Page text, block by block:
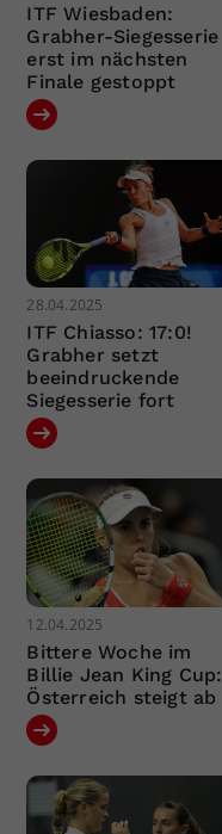
ITF Wiesbaden:
Grabher-Siegesserie
erst im nächsten
Finale gestoppt
28.04.2025
ITF Chiasso: 17:0!
Grabher setzt
beeindruckende
Siegesserie fort
12.04.2025
Bittere Woche im
Billie Jean King Cup:
Österreich steigt ab